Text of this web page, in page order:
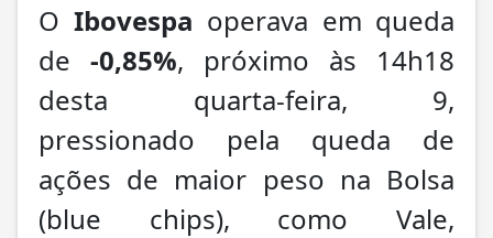
O Ibovespa operava em queda
de -0,85%, próximo às 14h18
desta quarta-feira, 9,
pressionado pela queda de
ações de maior peso na Bolsa
(blue chips), como Vale,